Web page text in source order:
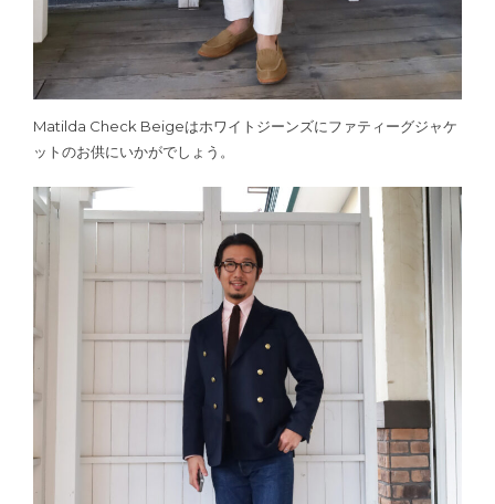
Matilda Check Beigeはホワイトジーンズにファティーグジャケ
ットのお供にいかがでしょう。